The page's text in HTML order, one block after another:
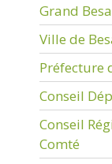
Grand
Ville de
Préfecture
Conseil
Conseil
Comté